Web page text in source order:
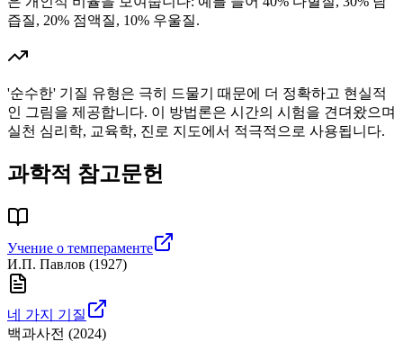
즙질, 20% 점액질, 10% 우울질.
'순수한' 기질 유형은 극히 드물기 때문에 더 정확하고 현실적
인 그림을 제공합니다. 이 방법론은 시간의 시험을 견뎌왔으며
실천 심리학, 교육학, 진로 지도에서 적극적으로 사용됩니다.
과학적 참고문헌
Учение о темпераменте
И.П. Павлов (1927)
네 가지 기질
백과사전 (2024)